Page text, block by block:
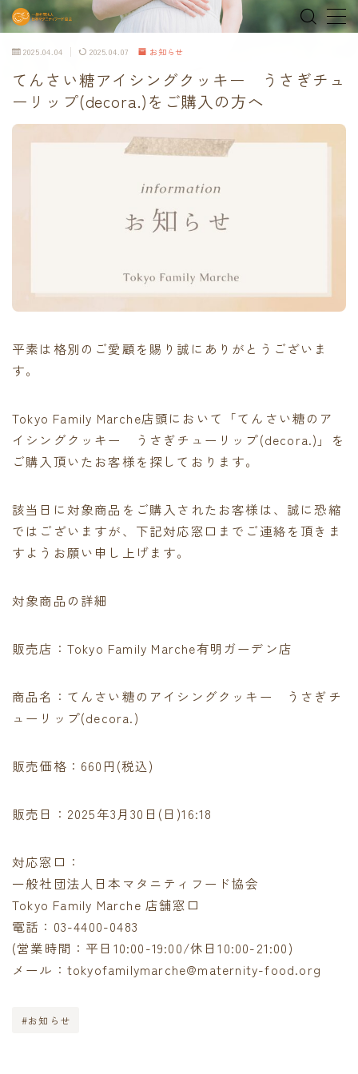
MENU
home
オンラインショップ
contact
2025.04.04 2025.04.07 お知らせ
てんさい糖アイシングクッキー うさぎチュ
ーリップ(decora.)をご購入の方へ
平素は格別のご愛顧を賜り誠にありがとうございま
す。
Tokyo Family Marche店頭において「てんさい糖のア
イシングクッキー うさぎチューリップ(decora.)」を
ご購入頂いたお客様を探しております。
該当日に対象商品をご購入されたお客様は、誠に恐縮
ではございますが、下記対応窓口までご連絡を頂きま
すようお願い申し上げます。
対象商品の詳細
販売店：Tokyo Family Marche有明ガーデン店
商品名：てんさい糖のアイシングクッキー うさぎチ
ューリップ(decora.)
販売価格：660円(税込)
販売日：2025年3月30日(日)16:18
対応窓口：
一般社団法人日本マタニティフード協会
Tokyo Family Marche 店舗窓口
電話：03-4400-0483
(営業時間：平日10:00-19:00/休日10:00-21:00)
メール：tokyofamilymarche@maternity-food.org
#お知らせ